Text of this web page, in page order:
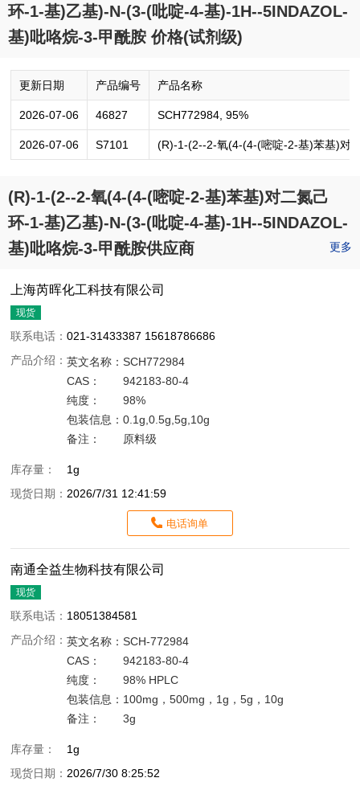
环-1-基)乙基)-N-(3-(吡啶-4-基)-1H--5INDAZOL-
基)吡咯烷-3-甲酰胺 价格(试剂级)
更新日期 产品编号 产品名称
2026-07-06 46827 SCH772984, 95%
2026-07-06 S7101 (R)-1-(2--2-氧(4-(4-(嘧啶-2-基)苯基)对
(R)-1-(2--2-氧(4-(4-(嘧啶-2-基)苯基)对二氮己
环-1-基)乙基)-N-(3-(吡啶-4-基)-1H--5INDAZOL-
基)吡咯烷-3-甲酰胺供应商
更多
上海芮晖化工科技有限公司
现货
联系电话：021-31433387 15618786686
产品介绍：英文名称：SCH772984
CAS：
942183-80-4
纯度：
98%
包装信息：0.1g,0.5g,5g,10g
备注：
原料级
库存量：
1g
现货日期：2026/7/31 12:41:59
电话询单
南通全益生物科技有限公司
现货
联系电话： 18051384581
产品介绍：英文名称：SCH-772984
CAS：
942183-80-4
纯度：
98% HPLC
包装信息： 100mg，500mg，1g，5g，10g
备注：
3g
库存量：
1g
现货日期：2026/7/30 8:25:52